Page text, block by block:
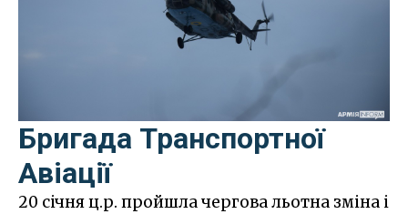
Бригада Транспортної
Авіації
20 січня ц.р. пройшла чергова льотна зміна і